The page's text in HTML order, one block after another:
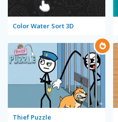
Color Water Sort 3D
Thief Puzzle